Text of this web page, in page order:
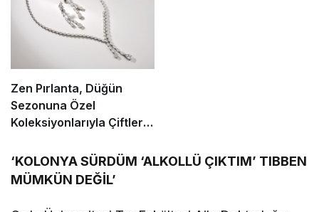
Zen Pırlanta, Düğün
Sezonuna Özel
Koleksiyonlarıyla Çiftlerin
‘KOLONYA SÜRDÜM ‘ALKOLLÜ ÇIKTIM’ TIBBEN
MÜMKÜN DEĞİL’